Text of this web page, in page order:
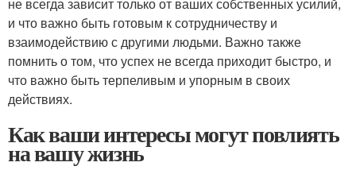
и что важно быть готовым к сотрудничеству и
взаимодействию с другими людьми. Важно также
помнить о том, что успех не всегда приходит быстро, и
что важно быть терпеливым и упорным в своих
действиях.
Как ваши интересы могут повлиять
на вашу жизнь